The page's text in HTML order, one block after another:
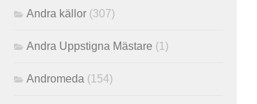
Andra källor (307)
Andra Uppstigna Mästare (1)
Andromeda (154)